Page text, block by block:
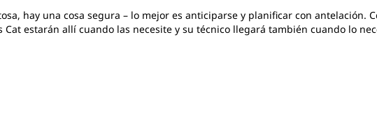
hay una cosa segura – lo mejor es anticiparse y planificar con antelación.
Cat estarán allí cuando las necesite y su técnico llegará también cuando lo